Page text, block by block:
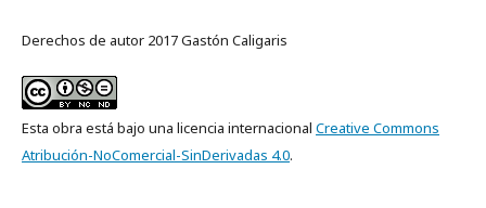
Derechos de autor 2017 Gastón Caligaris
Esta obra está bajo una licencia internacional Creative Commons
Atribución-NoComercial-SinDerivadas 4.0.